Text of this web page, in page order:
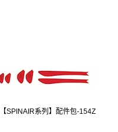
【SPINAIR系列】配件包-154Z